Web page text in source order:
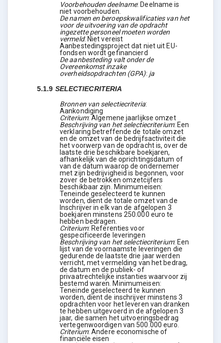
Voorbehouden deelname: Deelname is
niet voorbehouden.
De namen en beroepskwalificaties van het
voor de uitvoering van de opdracht
ingezette personeel moeten worden
vermeld: Niet vereist
Aanbestedingsproject dat niet uit EU-
fondsen wordt gefinancierd
De aanbesteding valt onder de
Overeenkomst inzake
overheidsopdrachten (GPA): ja
5.1.9 SELECTIECRITERIA
Bronnen van selectiecriteria:
Aankondiging
Criterium:Algemene jaarlijkse omzet
Beschrijving van het selectiecriterium: Een
verklaring betreffende de totale omzet
en de omzet van de bedrijfsactiviteit die
het voorwerp van de opdracht is, over de
laatste drie beschikbare boekjaren,
afhankelijk van de oprichtingsdatum of
van de datum waarop de ondernemer
met zijn bedrijvigheid is begonnen, voor
zover de betrokken omzetcijfers
beschikbaar zijn. Minimumeisen:
Teneinde geselecteerd te kunnen
worden, dient de totale omzet van de
Inschrijver in elk van de afgelopen 3
boekjaren minstens 250.000 euro te
hebben bedragen.
Criterium: Referenties voor
gespecificeerde leveringen
Beschrijving van het selectiecriterium: Een
lijst van de voornaamste leveringen die
gedurende de laatste drie jaar werden
verricht, met vermelding van het bedrag,
de datum en de publiek- of
privaatrechtelijke instanties waarvoor zij
bestemd waren. Minimumeisen:
Teneinde geselecteerd te kunnen
worden, dient de inschrijver minstens 3
opdrachten voor het leveren van dranken
te hebben uitgevoerd in de afgelopen 3
jaar, die samen het uitvoeringsbedrag
vertegenwoordigen van 500.000 euro.
Criterium:Andere economische of
financiële eisen